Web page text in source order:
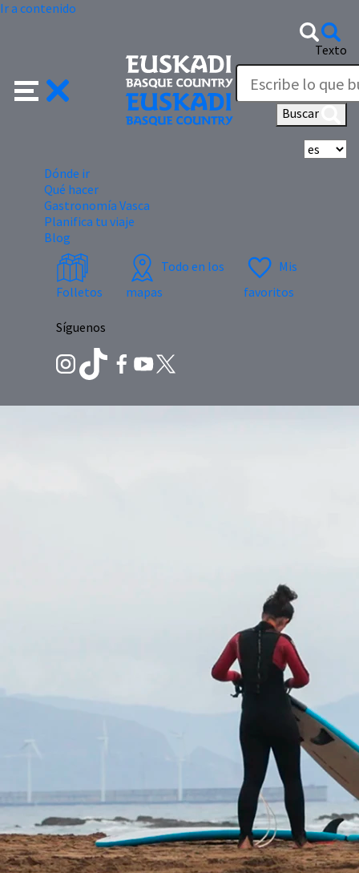
Ir a contenido
Texto
Buscar
Dónde ir
Qué hacer
Gastronomía Vasca
Planifica tu viaje
Blog
Folletos
Todo en los
mapas
Mis
favoritos
Síguenos